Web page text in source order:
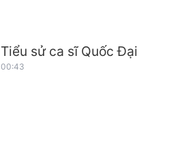
Tiểu sử ca sĩ Quốc Đại
00:43